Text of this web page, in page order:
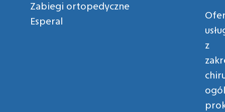
Zabiegi ortopedyczne
Esperal
z